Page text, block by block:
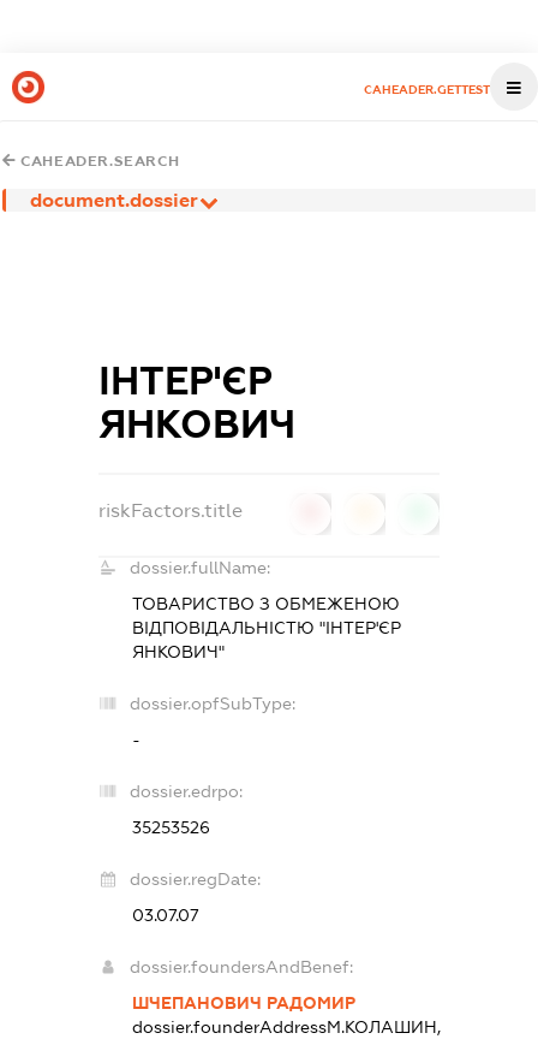
CAHEADER.GETTEST
CAHEADER.SEARCH
document.dossier
ІНТЕР'ЄР
ЯНКОВИЧ
riskFactors.title
dossier.fullName:
ТОВАРИСТВО З ОБМЕЖЕНОЮ
ВІДПОВІДАЛЬНІСТЮ "ІНТЕР'ЄР
ЯНКОВИЧ"
dossier.opfSubType:
-
dossier.edrpo:
35253526
dossier.regDate:
03.07.07
dossier.foundersAndBenef:
ШЧЕПАНОВИЧ РАДОМИР
dossier.founderAddressМ.КОЛАШИН,